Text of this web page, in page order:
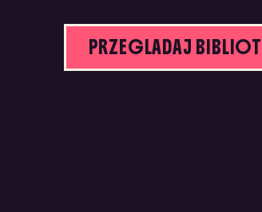
PRZEGLADAJ